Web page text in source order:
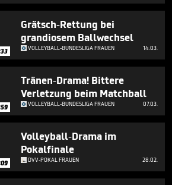
Grätsch-Rettung bei
grandiosem Ballwechsel
VOLLEYBALL-BUNDESLIGA FRAUEN 14.03.
Tränen-Drama! Bittere
Verletzung beim Matchball
VOLLEYBALL-BUNDESLIGA FRAUEN 07.03.
Volleyball-Drama im
Pokalfinale
DVV-POKAL FRAUEN 28.02.